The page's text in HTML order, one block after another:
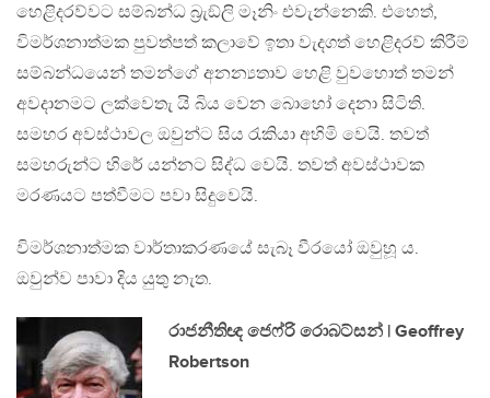
හෙළිදරව්වට සම්බන්ධ බ‍්‍රැඞ්ලි මෑනිං එවැන්නෙකි. එහෙත්,
විමර්ශනාත්මක පුවත්පත් කලාවේ ඉතා වැදගත් හෙළිදරව් කිරීම්
සම්බන්ධයෙන් තමන්ගේ අනන්‍යතාව හෙළි වුවහොත් තමන්
අවදානමට ලක්වෙතැ යි බිය වෙන බොහෝ දෙනා සිටිති.
සමහර අවස්ථාවල ඔවුන්ට සිය රැකියා අහිමි වෙයි. තවත්
සමහරුන්ට හිරේ යන්නට සිද්ධ වෙයි. තවත් අවස්ථාවක
මරණයට පත්වීමට පවා සිදුවෙයි.
විමර්ශනාත්මක වාර්තාකරණයේ සැබෑ වීරයෝ ඔවුහූ ය.
ඔවුන්ව පාවා දිය යුතු නැත.
රාජනීතිඥ ජෙෆ්රි රොබට්සන් | Geoffrey
Robertson